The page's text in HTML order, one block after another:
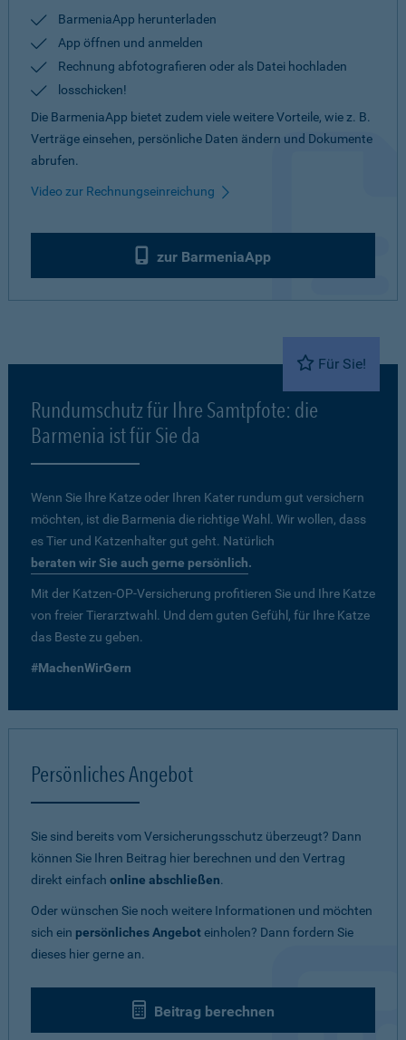
BarmeniaApp herunterladen
App öffnen und anmelden
Rechnung abfotografieren oder als Datei hochladen
losschicken!
Die BarmeniaApp bietet zudem viele weitere Vorteile, wie z. B.
Verträge einsehen, persönliche Daten ändern und Dokumente
abrufen.
Video zur Rechnungseinreichung
zur BarmeniaApp
Für Sie!
Rundumschutz für Ihre Samtpfote: die
Barmenia ist für Sie da
Wenn Sie Ihre Katze oder Ihren Kater rundum gut versichern
möchten, ist die Barmenia die richtige Wahl. Wir wollen, dass
es Tier und Katzenhalter gut geht. Natürlich
beraten wir Sie auch gerne persönlich.
Mit der Katzen-OP-Versicherung profitieren Sie und Ihre Katze
von freier Tierarztwahl. Und dem guten Gefühl, für Ihre Katze
das Beste zu geben.
#MachenWirGern
Persönliches Angebot
Sie sind bereits vom Versicherungsschutz überzeugt? Dann
können Sie Ihren Beitrag hier berechnen und den Vertrag
direkt einfach online abschließen.
Oder wünschen Sie noch weitere Informationen und möchten
sich ein persönliches Angeboteinholen? Dann fordern Sie
dieses hier gerne an.
Beitrag berechnen